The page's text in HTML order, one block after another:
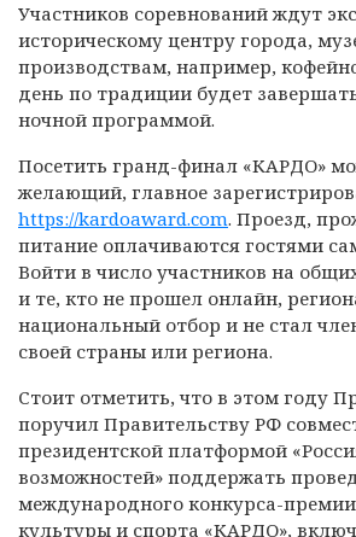
Участников соревнований ждут
историческому центру города,
производствам, например,
день по традиции будет
ночной программой.
Посетить гранд-финал «КАРДО»
желающий, главное
https://kardoaward.com. Проезд,
питание оплачиваются гостями
Войти в число участников на
и те, кто не прошел онлайн,
национальный отбор и не стал
своей страны или региона.
Стоит отметить, что в этом году
поручил Правительству РФ
президентской платформой
возможностей» поддержать
международного конкурса-
культуры и спорта «КАРДО»,